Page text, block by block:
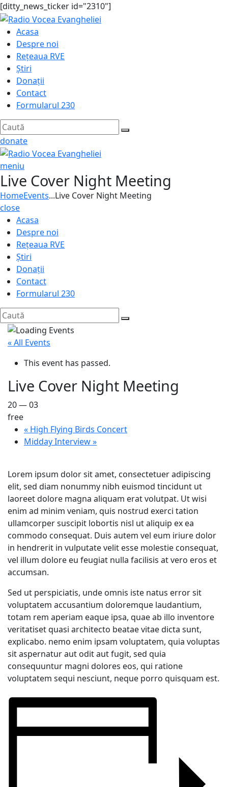
[ditty_news_ticker id="2310"]
Acasa
Despre noi
Rețeaua RVE
Știri
Donații
Contact
Formularul 230
donate
meniu
Live Cover Night Meeting
HomeEvents...Live Cover Night Meeting
close
Acasa
Despre noi
Rețeaua RVE
Știri
Donații
Contact
Formularul 230
« All Events
This event has passed.
Live Cover Night Meeting
20 — 03
free
« High Flying Birds Concert
Midday Interview»
Lorem ipsum dolor sit amet, consectetuer adipiscing
elit, sed diam nonummy nibh euismod tincidunt ut
laoreet dolore magna aliquam erat volutpat. Ut wisi
enim ad minim veniam, quis nostrud exerci tation
ullamcorper suscipit lobortis nisl ut aliquip ex ea
commodo consequat. Duis autem vel eum iriure dolor
in hendrerit in vulputate velit esse molestie consequat,
vel illum dolore eu feugiat nulla facilisis at vero eros et
accumsan.
Sed ut perspiciatis, unde omnis iste natus error sit
voluptatem accusantium doloremque laudantium,
totam rem aperiam eaque ipsa, quae ab illo inventore
veritatiset quasi architecto beatae vitae dicta sunt,
explicabo. nemo enim ipsam voluptatem, quia voluptas
sit aspernatur aut odit aut fugit, sed quia
consequuntur magni dolores eos, qui ratione
voluptatem sequi nesciunt, neque porro quisquam est.